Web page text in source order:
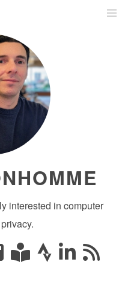
interested in computer